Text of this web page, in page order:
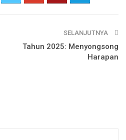
SELANJUTNYA
Tahun 2025: Menyongsong
Harapan